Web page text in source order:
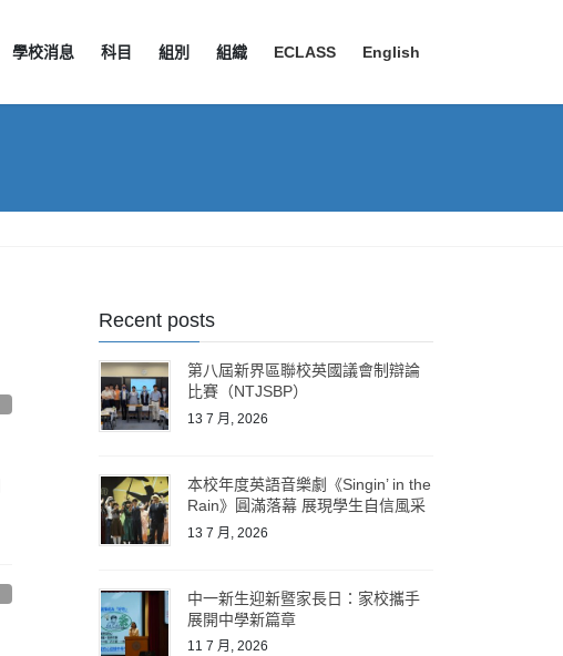
學校消息 科目 組別 組織 ECLASS English
Recent posts
第八屆新界區聯校英國議會制辯論
比賽（NTJSBP）
13 7 月, 2026
本校年度英語音樂劇《Singin’ in the
Rain》圓滿落幕 展現學生自信風采
13 7 月, 2026
中一新生迎新暨家長日：家校攜手
展開中學新篇章
11 7 月, 2026